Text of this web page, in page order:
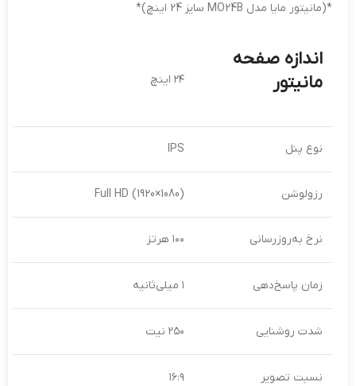
*(مانیتور مایا مدل MO24B سایز 24 اینچ)*
اندازه صفحه
مانیتور
۲۴ اینچ
نوع پنل IPS
رزولوشن Full HD (1920×1080)
نرخ به‌روزرسانی ۱۰۰ هرتز
زمان پاسخ‌دهی ۱ میلی‌ثانیه
شدت روشنایی ۲۵۰ نیت
نسبت تصویر ۱۶:۹